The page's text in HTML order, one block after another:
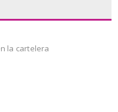
la cartelera